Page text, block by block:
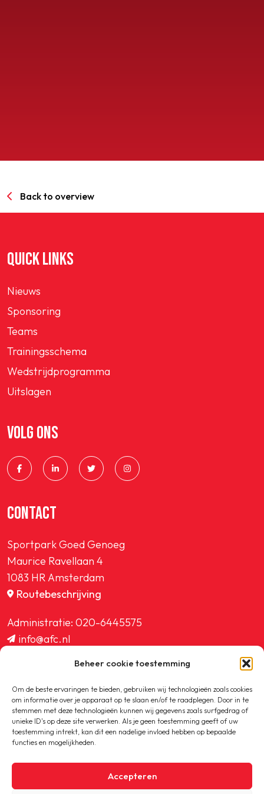
Beheer cookie toestemming
Om de beste ervaringen te bieden, gebruiken wij technologieën zoals cookies
om informatie over je apparaat op te slaan en/of te raadplegen. Door in te
stemmen met deze technologieën kunnen wij gegevens zoals surfgedrag of
unieke ID's op deze site verwerken. Als je geen toestemming geeft of uw
toestemming intrekt, kan dit een nadelige invloed hebben op bepaalde
functies en mogelijkheden.
Accepteren
Back to overview
QUICK LINKS
Nieuws
Sponsoring
Teams
Trainingsschema
Wedstrijdprogramma
Uitslagen
VOLG ONS
CONTACT
Sportpark Goed Genoeg
Maurice Ravellaan 4
1083 HR Amsterdam
Routebeschrijving
Administratie: 020-6445575
info@afc.nl
ledenadministratie@afc.nl
Copyright © 2020-2026 AFC